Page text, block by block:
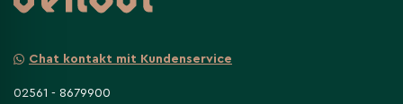
Chat kontakt mit Kundenservice
02561 - 8679900